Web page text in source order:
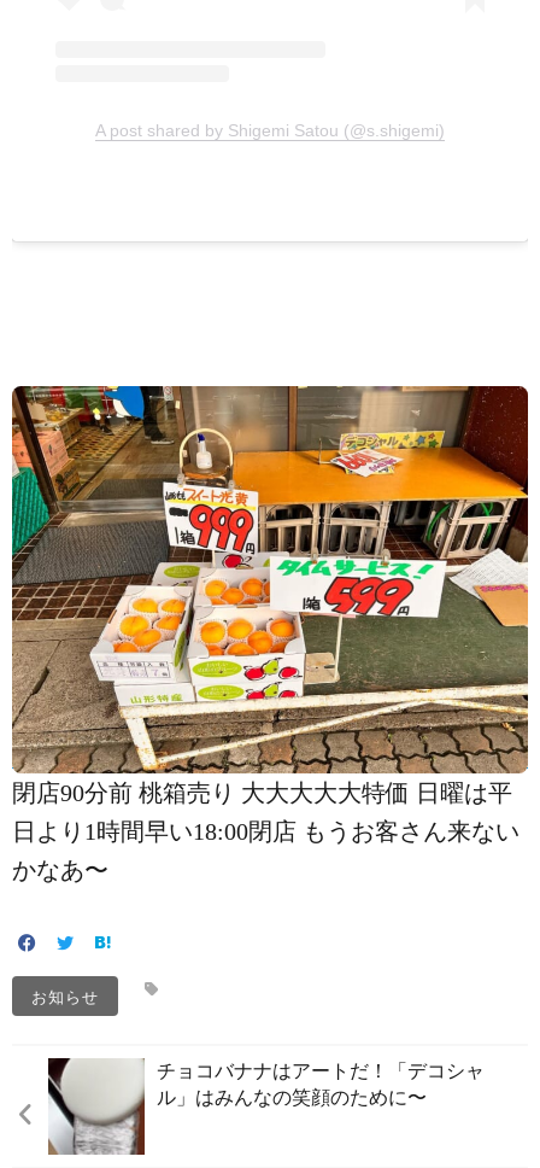
A post shared by Shigemi Satou (@s.shigemi)
閉店90分前 桃箱売り 大大大大大特価️ 日曜は平
日より1時間早い18:00閉店 もうお客さん来ない
かなあ〜
お知らせ
チョコバナナはアートだ！「デコシャ
ル」はみんなの笑顔のために〜️